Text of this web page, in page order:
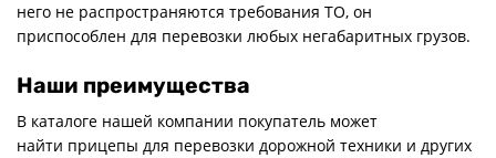
него не распространяются требования ТО, он
приспособлен для перевозки любых негабаритных грузов.
Наши преимущества
В каталоге нашей компании покупатель может
найти прицепы для перевозки дорожной техники и других